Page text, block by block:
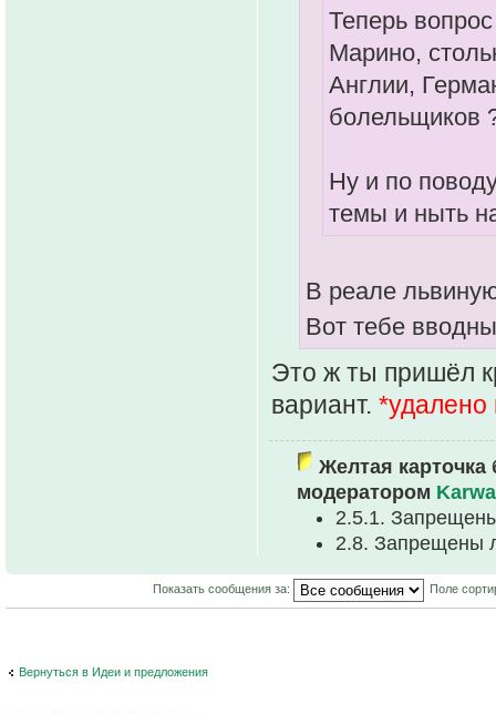
Теперь
Марино,
Англии,
болельщиков
Ну и по
темы и ныть
В реале
Вот тебе
Это ж ты пришёл
вариант.
Желтая карточка
модератором
2.5.1.
2.8. Запрещены
Показать сообщения за: Поле
Вернуться в Идеи и предложения